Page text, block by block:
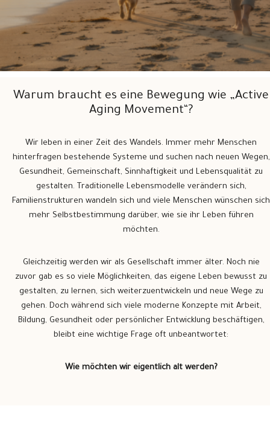
Warum braucht es eine Bewegung wie „Active
Aging Movement“?
Wir leben in einer Zeit des Wandels. Immer mehr Menschen
hinterfragen bestehende Systeme und suchen nach neuen Wegen,
Gesundheit, Gemeinschaft, Sinnhaftigkeit und Lebensqualität zu
gestalten. Traditionelle Lebensmodelle verändern sich,
Familienstrukturen wandeln sich und viele Menschen wünschen sich
mehr Selbstbestimmung darüber, wie sie ihr Leben führen
möchten.
Gleichzeitig werden wir als Gesellschaft immer älter. Noch nie
zuvor gab es so viele Möglichkeiten, das eigene Leben bewusst zu
gestalten, zu lernen, sich weiterzuentwickeln und neue Wege zu
gehen. Doch während sich viele moderne Konzepte mit Arbeit,
Bildung, Gesundheit oder persönlicher Entwicklung beschäftigen,
bleibt eine wichtige Frage oft unbeantwortet:
Wie möchten wir eigentlich alt werden?